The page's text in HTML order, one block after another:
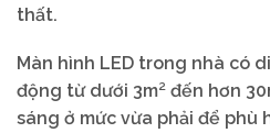
thất.
Màn hình LED trong nhà có
động từ dưới 3m² đến hơn
sáng ở mức vừa phải để phù